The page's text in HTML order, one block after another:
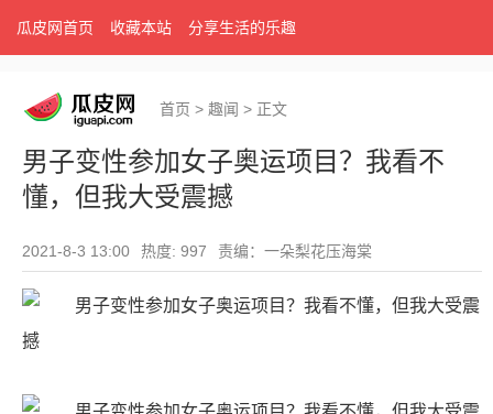
瓜皮网首页 收藏本站 分享生活的乐趣
首页 > 趣闻 > 正文
男子变性参加女子奥运项目？我看不
懂，但我大受震撼
2021-8-3 13:00 热度: 997 责编：一朵梨花压海棠